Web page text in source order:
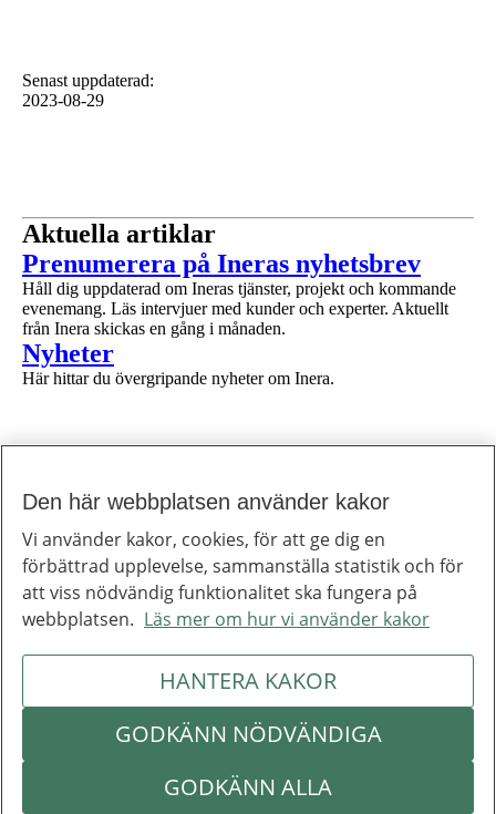
Senast uppdaterad:
2023-08-29
Aktuella artiklar
1 av 1
Prenumerera på Ineras nyhetsbrev
Håll dig uppdaterad om Ineras tjänster, projekt och kommande
evenemang. Läs intervjuer med kunder och experter. Aktuellt
från Inera skickas en gång i månaden.
1 av 1
Nyheter
Här hittar du övergripande nyheter om Inera.
Till toppen av sidan
Inera
Inera är ett digitaliseringsbolag som bidrar till att utveckla välfärden.
Om Inera
Jobba hos oss
Ineras nyhetsbrev
Inera på LinkedIn
Om webbplatsenHantering av kakor
Följ Inera
Den här webbplatsen använder kakor
Vi använder kakor, cookies, för att ge dig en
förbättrad upplevelse, sammanställa statistik och för
att viss nödvändig funktionalitet ska fungera på
webbplatsen. Läs mer om hur vi använder kakor
HANTERA KAKOR
GODKÄNN NÖDVÄNDIGA
GODKÄNN ALLA